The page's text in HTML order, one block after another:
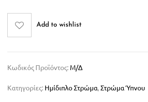
Add to wishlist
Κωδικός Προϊόντος: Μ/Δ
Κατηγορίες: Ημίδιπλο Στρώμα,Στρώμα Ύπνου